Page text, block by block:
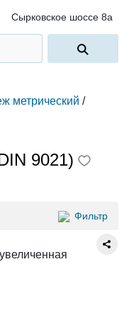
Сырковское шоссе 8а
метрический /
9021)
Фильтр